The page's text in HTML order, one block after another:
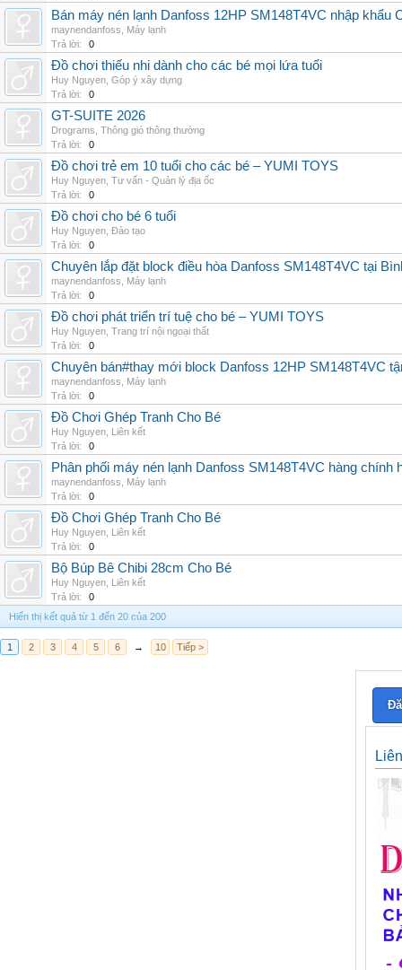
Bán máy nén lạnh Danfoss 12HP SM148T4VC nhập khẩu
maynendanfoss
Máy lạnh
Trả lời:
0
Đồ chơi thiếu nhi dành cho các bé mọi lứa tuổi
Huy Nguyen Góp ý xây dựng
Trả lời:
0
GT-SUITE 2026
Drograms Thông gió thông thường
Trả lời:
0
Đồ chơi trẻ em 10 tuổi cho các bé – YUMI TOYS
Huy Nguyen Tư vấn - Quản lý địa ốc
Trả lời:
0
Đồ chơi cho bé 6 tuổi
Huy Nguyen Đào tạo
Trả lời:
0
Chuyên lắp đặt block điều hòa Danfoss SM148T4VC tại
maynendanfoss
Máy lạnh
Trả lời:
0
Đồ chơi phát triển trí tuệ cho bé – YUMI TOYS
Huy Nguyen Trang trí nội ngoại thất
Trả lời:
0
Chuyên bán#thay mới block Danfoss 12HP SM148T4VC
maynendanfoss
Máy lạnh
Trả lời:
0
Đồ Chơi Ghép Tranh Cho Bé
Huy Nguyen Liên kết
Trả lời:
0
Phân phối máy nén lạnh Danfoss SM148T4VC hàng chính
maynendanfoss
Máy lạnh
Trả lời:
0
Đồ Chơi Ghép Tranh Cho Bé
Huy Nguyen Liên kết
Trả lời:
0
Bộ Búp Bê Chibi 28cm Cho Bé
Huy Nguyen Liên kết
Trả lời:
0
Hiển thị kết quả từ 1 đến 20 của 200
1 2 3 4 5 6 → 10 Tiếp >